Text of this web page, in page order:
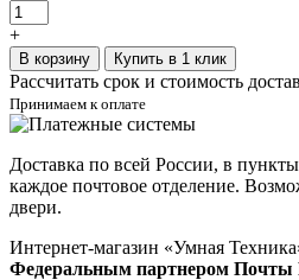
+
В корзину Купить в 1 клик
Рассчитать срок и стоимость
Принимаем к оплате
Доставка по всей России, в
каждое почтовое отделение.
двери.
Интернет-магазин «Умная
Федеральным партнером Почты